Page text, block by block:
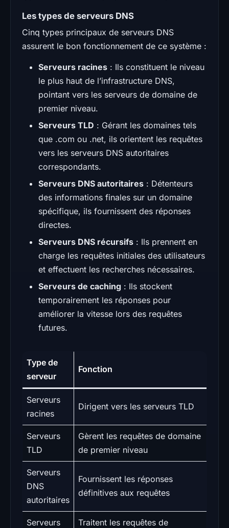
Les types de serveurs DNS
Cinq types principaux de serveurs DNS
assurent le bon fonctionnement de ce système :
Serveurs racines : Ils constituent le niveau
le plus haut de l’infrastructure DNS,
pointant vers les serveurs de domaine de
premier niveau.
Serveurs TLD : Gérant les domaines tels
que .com ou .net, ils orientent les requêtes
vers les serveurs DNS autoritaires
correspondants.
Serveurs DNS autoritaires : Détenteurs
des informations finales sur un domaine
spécifique, ils fournissent des réponses
directes.
Serveurs DNS récursifs : Ils prennent en
charge les requêtes initiales des utilisateurs
et effectuent les recherches nécessaires.
Serveurs de caching : Ils stockent
temporairement les réponses pour
améliorer la vitesse lors des requêtes
futures.
Type de
serveur
Fonction
Serveurs
racines
Dirigent vers les serveurs TLD
Serveurs
TLD
Gèrent les requêtes de domaine
de premier niveau
Serveurs
DNS
autoritaires
Fournissent les réponses
définitives aux requêtes
Serveurs Traitent les requêtes de